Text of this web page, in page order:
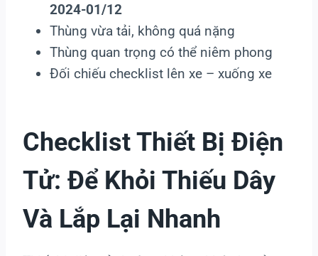
2024-01/12
Thùng vừa tải, không quá nặng
Thùng quan trọng có thể niêm phong
Đối chiếu checklist lên xe – xuống xe
Checklist Thiết Bị Điện
Tử: Để Khỏi Thiếu Dây
Và Lắp Lại Nhanh